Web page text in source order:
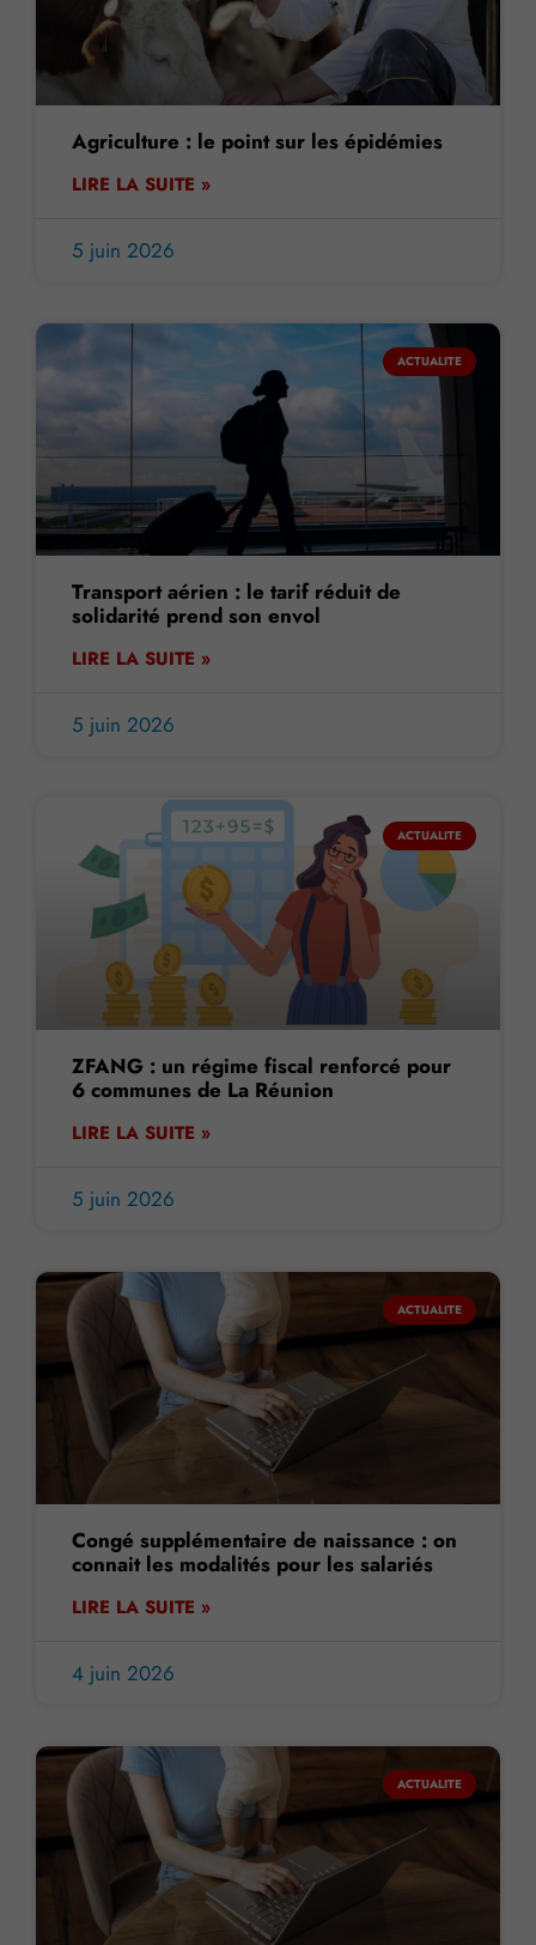
Agriculture : le point sur les épidémies
LIRE LA SUITE »
5 juin 2026
ACTUALITE
Transport aérien : le tarif réduit de
solidarité prend son envol
LIRE LA SUITE »
5 juin 2026
ACTUALITE
ZFANG : un régime fiscal renforcé pour
6 communes de La Réunion
LIRE LA SUITE »
5 juin 2026
ACTUALITE
Congé supplémentaire de naissance : on
connait les modalités pour les salariés
LIRE LA SUITE »
4 juin 2026
ACTUALITE